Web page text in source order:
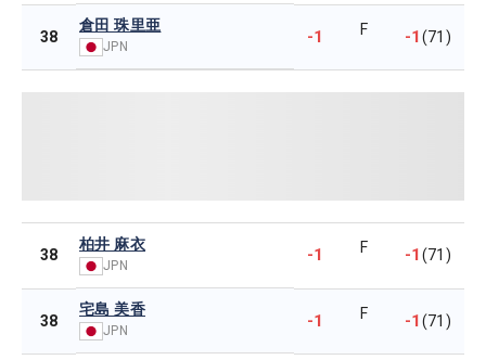
38
倉田 珠里亜
JPN -1 F -1(71)
38
柏井 麻衣
JPN
-1 F -1(71)
38
宅島 美香
JPN -1 F -1(71)